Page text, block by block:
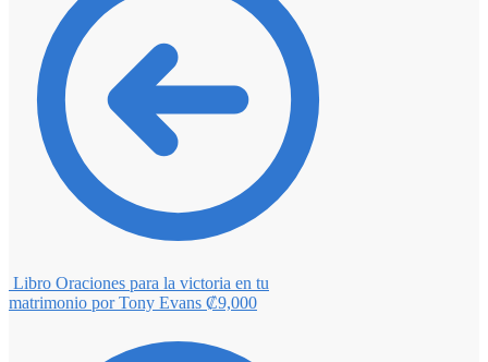
Libro Oraciones para la victoria en tu
matrimonio por Tony Evans ₡9,000